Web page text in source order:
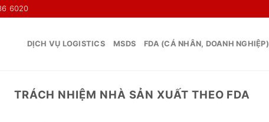
6020
DỊCH VỤ LOGISTICS MSDS FDA (CÁ NHÂN, DOANH NGHIỆP)
TRÁCH NHIỆM NHÀ SẢN XUẤT THEO FDA